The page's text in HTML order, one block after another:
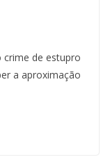
crime de estupro
a aproximação